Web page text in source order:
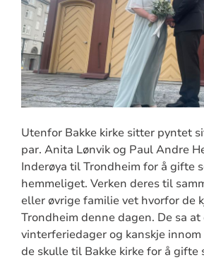
Utenfor Bakke kirke sitter pyntet
par. Anita Lønvik og Paul Andre
Inderøya til Trondheim for å gifte
hemmeliget. Verken deres til
eller øvrige familie vet hvorfor de
Trondheim denne dagen. De sa
vinterferiedager og kanskje innom
de skulle til Bakke kirke for å gifte